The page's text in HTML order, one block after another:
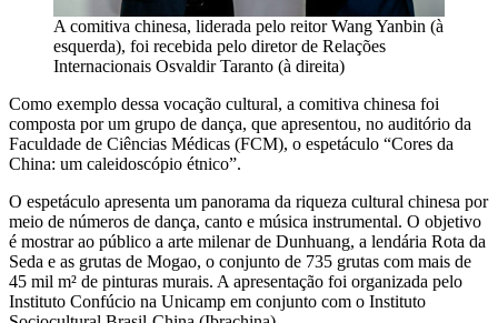
A comitiva chinesa, liderada pelo reitor Wang Yanbin (à
esquerda), foi recebida pelo diretor de Relações
Internacionais Osvaldir Taranto (à direita)
Como exemplo dessa vocação cultural, a comitiva chinesa foi
composta por um grupo de dança, que apresentou, no auditório da
Faculdade de Ciências Médicas (FCM), o espetáculo “Cores da
China: um caleidoscópio étnico”.
O espetáculo apresenta um panorama da riqueza cultural chinesa por
meio de números de dança, canto e música instrumental. O objetivo
é mostrar ao público a arte milenar de Dunhuang, a lendária Rota da
Seda e as grutas de Mogao, o conjunto de 735 grutas com mais de
45 mil m² de pinturas murais. A apresentação foi organizada pelo
Instituto Confúcio na Unicamp em conjunto com o Instituto